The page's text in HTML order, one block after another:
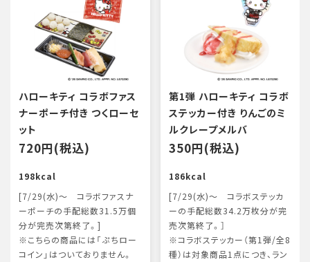
ハローキティ コラボファス
ナーポーチ付き つくローセ
ット
720円(税込)
198kcal
[7/29(水)～ コラボファスナ
ーポーチの手配総数31.5万個
分が完売次第終了。]
※こちらの商品には「ぷちロー
コイン」はついておりません。
第1弾 ハローキティ コラボ
ステッカー付き りんごのミ
ルクレープメルバ
350円(税込)
186kcal
[7/29(水)～ コラボステッカ
ーの手配総数34.2万枚分が完
売次第終了。］
※コラボステッカー（第1弾/全8
種）は対象商品1点につき、ラン